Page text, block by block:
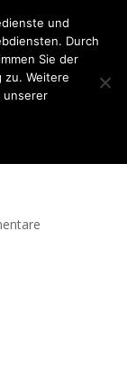
und
Durch
Sie der
zu. Weitere
unserer